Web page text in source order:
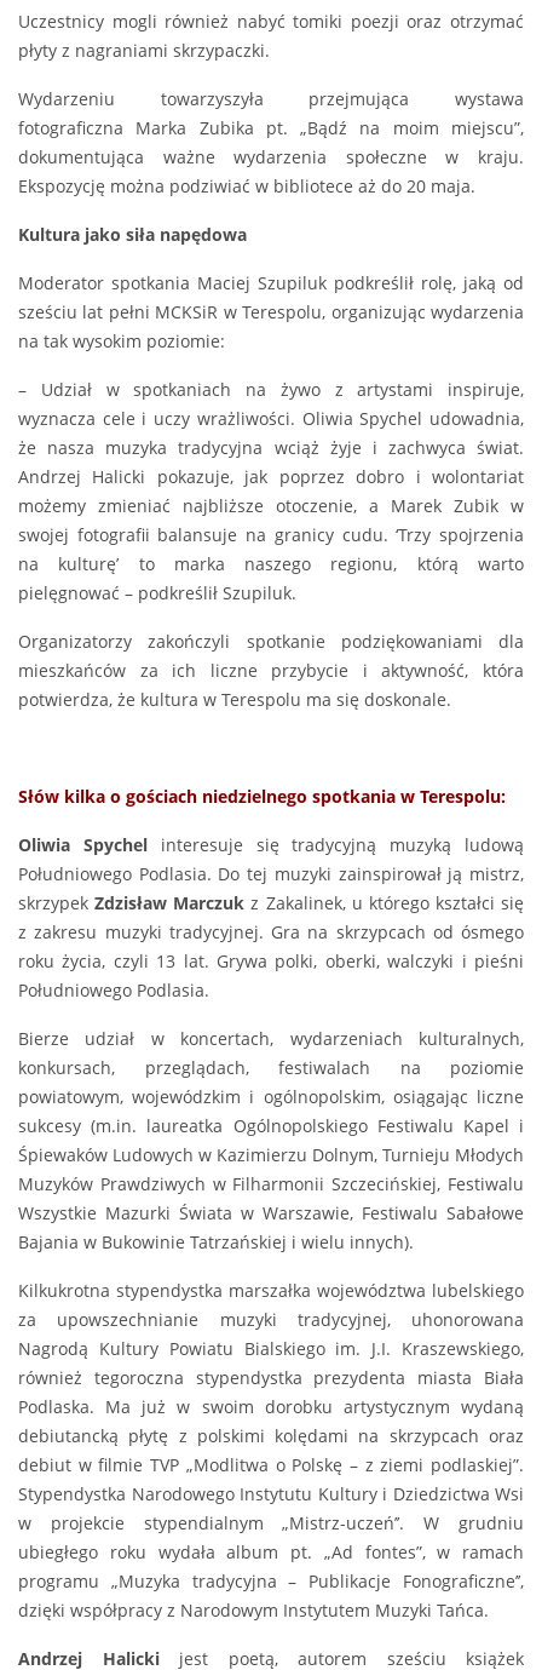
Uczestnicy mogli również nabyć tomiki poezji oraz otrzymać
płyty z nagraniami skrzypaczki.
Wydarzeniu towarzyszyła przejmująca wystawa
fotograficzna Marka Zubika pt. „Bądź na moim miejscu”,
dokumentująca ważne wydarzenia społeczne w kraju.
Ekspozycję można podziwiać w bibliotece aż do 20 maja.
Kultura jako siła napędowa
Moderator spotkania Maciej Szupiluk podkreślił rolę, jaką od
sześciu lat pełni MCKSiR w Terespolu, organizując wydarzenia
na tak wysokim poziomie:
– Udział w spotkaniach na żywo z artystami inspiruje,
wyznacza cele i uczy wrażliwości. Oliwia Spychel udowadnia,
że nasza muzyka tradycyjna wciąż żyje i zachwyca świat.
Andrzej Halicki pokazuje, jak poprzez dobro i wolontariat
możemy zmieniać najbliższe otoczenie, a Marek Zubik w
swojej fotografii balansuje na granicy cudu. ‘Trzy spojrzenia
na kulturę’ to marka naszego regionu, którą warto
pielęgnować – podkreślił Szupiluk.
Organizatorzy zakończyli spotkanie podziękowaniami dla
mieszkańców za ich liczne przybycie i aktywność, która
potwierdza, że kultura w Terespolu ma się doskonale.
Słów kilka o gościach niedzielnego spotkania w Terespolu:
Oliwia Spychelinteresuje się tradycyjną muzyką ludową
Południowego Podlasia. Do tej muzyki zainspirował ją mistrz,
skrzypekZdzisław Marczuk z Zakalinek, u którego kształci się
z zakresu muzyki tradycyjnej. Gra na skrzypcach od ósmego
roku życia, czyli 13 lat. Grywa polki, oberki, walczyki i pieśni
Południowego Podlasia.
Bierze udział w koncertach, wydarzeniach kulturalnych,
konkursach, przeglądach, festiwalach na poziomie
powiatowym, wojewódzkim i ogólnopolskim, osiągając liczne
sukcesy (m.in. laureatka Ogólnopolskiego Festiwalu Kapel i
Śpiewaków Ludowych w Kazimierzu Dolnym, Turnieju Młodych
Muzyków Prawdziwych w Filharmonii Szczecińskiej, Festiwalu
Wszystkie Mazurki Świata w Warszawie, Festiwalu Sabałowe
Bajania w Bukowinie Tatrzańskiej i wielu innych).
Kilkukrotna stypendystka marszałka województwa lubelskiego
za upowszechnianie muzyki tradycyjnej, uhonorowana
Nagrodą Kultury Powiatu Bialskiego im. J.I. Kraszewskiego,
również tegoroczna stypendystka prezydenta miasta Biała
Podlaska. Ma już w swoim dorobku artystycznym wydaną
debiutancką płytę z polskimi kolędami na skrzypcach oraz
debiut w filmie TVP „Modlitwa o Polskę – z ziemi podlaskiej”.
Stypendystka Narodowego Instytutu Kultury i Dziedzictwa Wsi
w projekcie stypendialnym „Mistrz-uczeń’’. W grudniu
ubiegłego roku wydała album pt. „Ad fontes”, w ramach
programu „Muzyka tradycyjna – Publikacje Fonograficzne’’,
dzięki współpracy z Narodowym Instytutem Muzyki Tańca.
Andrzej Halickijest poetą, autorem sześciu książek